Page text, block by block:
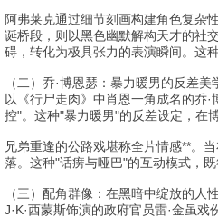
阿弗莱克通过细节刻画构建角色复杂
诞桥段，则以黑色幽默解构天才的社
碍，转化为极具张力的表演瞬间。这
（二）乔·博恩瑟：暴力暖男的反差美
以《行尸走肉》中肖恩一角成名的乔
控"。这种"暴力暖男"的反差设定，在
兄弟重逢的公路戏堪称全片情感**。
落。这种"话痨与哑巴"的互动模式，
（三）配角群像：在黑暗中绽放的人
J·K·西蒙斯饰演的政府官员雷·金虽